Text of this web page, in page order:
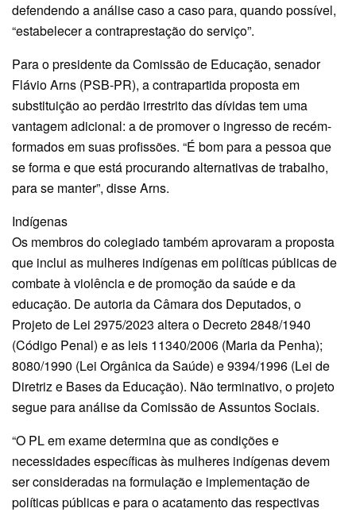
defendendo a análise caso a caso para, quando possível,
“estabelecer a contraprestação do serviço”.
Para o presidente da Comissão de Educação, senador
Flávio Arns (PSB-PR), a contrapartida proposta em
substituição ao perdão irrestrito das dívidas tem uma
vantagem adicional: a de promover o ingresso de recém-
formados em suas profissões. “É bom para a pessoa que
se forma e que está procurando alternativas de trabalho,
para se manter”, disse Arns.
Indígenas
Os membros do colegiado também aprovaram a proposta
que inclui as mulheres indígenas em políticas públicas de
combate à violência e de promoção da saúde e da
educação. De autoria da Câmara dos Deputados, o
Projeto de Lei 2975/2023 altera o Decreto 2848/1940
(Código Penal) e as leis 11340/2006 (Maria da Penha);
8080/1990 (Lei Orgânica da Saúde) e 9394/1996 (Lei de
Diretriz e Bases da Educação). Não terminativo, o projeto
segue para análise da Comissão de Assuntos Sociais.
“O PL em exame determina que as condições e
necessidades específicas às mulheres indígenas devem
ser consideradas na formulação e implementação de
políticas públicas e para o acatamento das respectivas